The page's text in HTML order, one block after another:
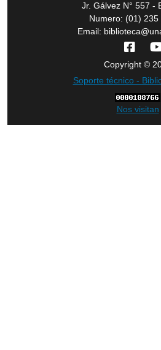
Jr. Gálvez N° 557 -
Numero: (01) 235
Email:
Copyright ©
Soporte técnico -
Nos visitan